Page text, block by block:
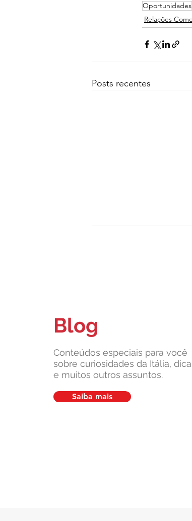
Oportunidades
Relações
Posts recentes
Associação Patrimônio
Blog
Conteúdos especiais para você
sobre curiosidades da Itália,
e muitos outros assuntos.
Saiba mais